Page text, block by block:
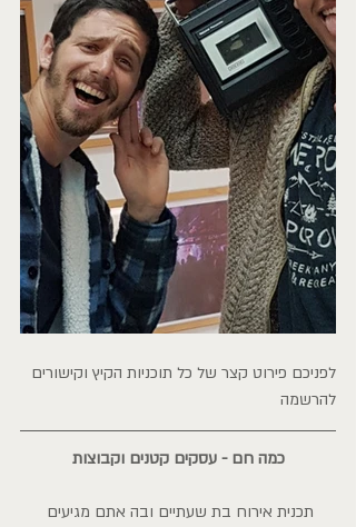
לפניכם פירוט קצר של כל תוכניות הקיץ וקישורים
להרשמה
כמה חם - עסקים קטנים וקבוצות
תכנית אירוח בת שעתיים ובה אתם מגיעים